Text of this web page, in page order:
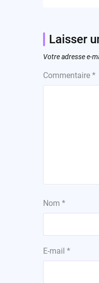
Laisser
Votre adresse e-
Commentaire *
Nom *
E-mail *